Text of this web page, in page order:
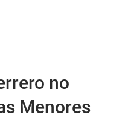
no
Menores